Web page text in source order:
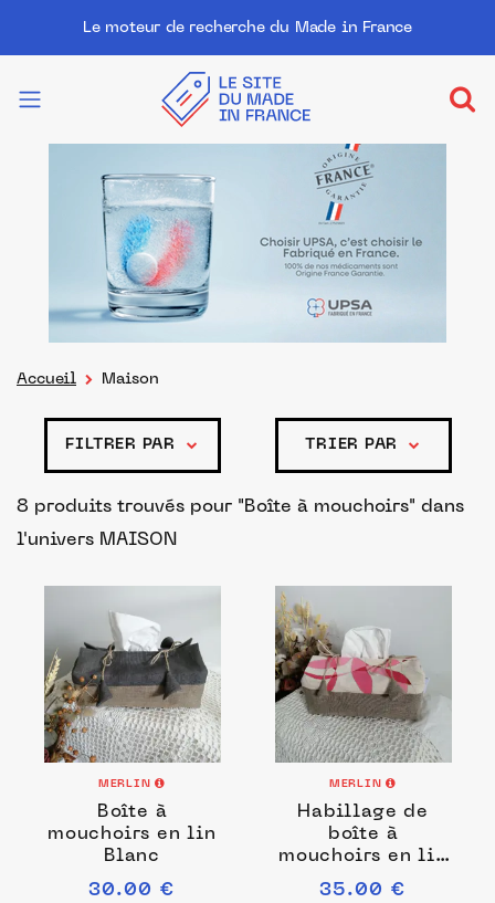
Le moteur de recherche du Made in France
Accueil Maison
FILTRER PAR TRIER PAR
8 produits trouvés pour "Boîte à mouchoirs" dans
l'univers MAISON
MERLIN
Boîte à
mouchoirs en lin
Blanc
30.00 €
MERLIN
Habillage de
boîte à
mouchoirs en lin
peint à la main
35.00 €